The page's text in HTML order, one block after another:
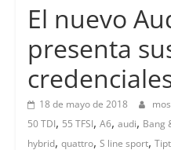
El nuevo
presenta
18 de mayo de 2018
50 TDI, 55 TFSI, A6, audi, Bang
hybrid, quattro, S line sport,